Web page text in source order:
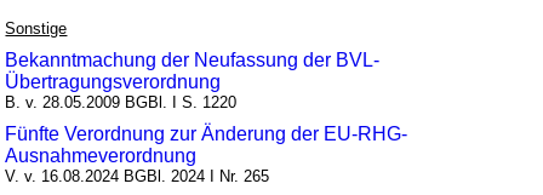
Sonstige
Bekanntmachung der Neufassung der BVL-
Übertragungsverordnung
B. v. 28.05.2009 BGBl. I S. 1220
Fünfte Verordnung zur Änderung der EU-RHG-
Ausnahmeverordnung
V. v. 16.08.2024 BGBl. 2024 I Nr. 265